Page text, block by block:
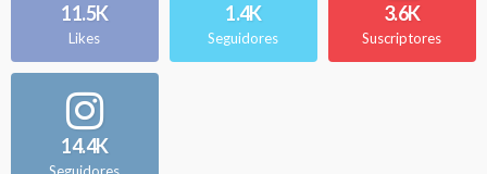
11.5K
Likes
1.4K
Seguidores
3.6K
Suscriptores
14.4K